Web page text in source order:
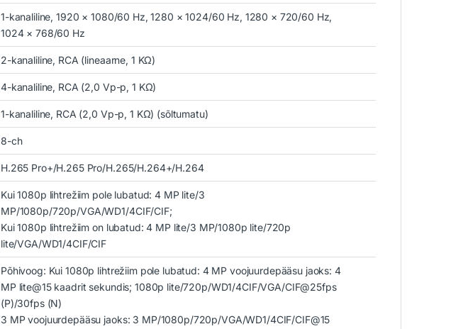
1-kanaliline, 1920 × 1080/60 Hz, 1280 × 1024/60 Hz, 1280 × 720/60 Hz,
1024 × 768/60 Hz
2-kanaliline, RCA (lineaarne, 1 KΩ)
4-kanaliline, RCA (2,0 Vp-p, 1 KΩ)
1-kanaliline, RCA (2,0 Vp-p, 1 KΩ) (sõltumatu)
8-ch
H.265 Pro+/H.265 Pro/H.265/H.264+/H.264
Kui 1080p lihtrežiim pole lubatud: 4 MP lite/3
MP/1080p/720p/VGA/WD1/4CIF/CIF;
Kui 1080p lihtrežiim on lubatud: 4 MP lite/3 MP/1080p lite/720p
lite/VGA/WD1/4CIF/CIF
Põhivoog: Kui 1080p lihtrežiim pole lubatud: 4 MP voojuurdepääsu jaoks: 4
MP lite@15 kaadrit sekundis; 1080p lite/720p/WD1/4CIF/VGA/CIF@25fps
(P)/30fps (N)
3 MP voojuurdepääsu jaoks: 3 MP/1080p/720p/VGA/WD1/4CIF/CIF@15